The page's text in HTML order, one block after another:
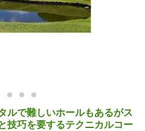
ルで難しいホールもあるがス
技巧を要するテクニカルコー